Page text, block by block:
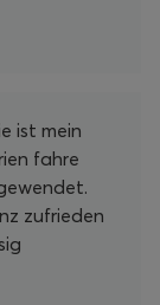
ist mein
fahre
zufrieden